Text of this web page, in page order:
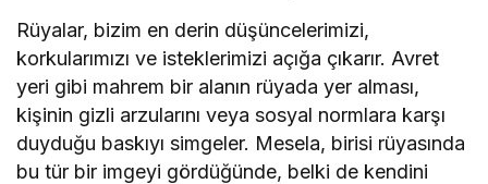
Rüyalar, bizim en derin düşüncelerimizi,
korkularımızı ve isteklerimizi açığa çıkarır. Avret
yeri gibi mahrem bir alanın rüyada yer alması,
kişinin gizli arzularını veya sosyal normlara karşı
duyduğu baskıyı simgeler. Mesela, birisi rüyasında
bu tür bir imgeyi gördüğünde, belki de kendini